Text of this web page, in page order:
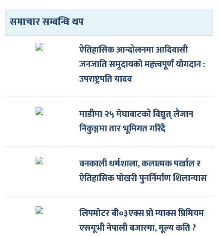
समाचार सम्बन्धि थप
ऐतिहासिक आन्दोलनमा आदिवासी
जनजाति समुदायको महत्त्वपूर्ण योगदान :
उपराष्ट्रपति यादव
माडीमा २५ मेघावाटको विद्युत् लैजान
निकुञ्जमा तार भूमिगत गरिँदै
वनकाली धर्मशाला, कलात्मक पर्खाल र
ऐतिहासिक पोखरी पुनर्निर्माण शिलान्यास
लिपमोटर बी०३एक्स प्रो म्याक्स प्रिमियम
एसयूभी नेपाली बजारमा, मूल्य कति ?